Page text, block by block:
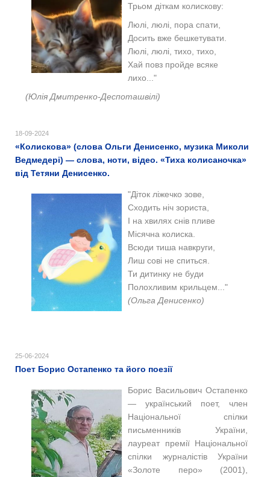
Трьом діткам колискову:
Люлі, люлі, пора спати,
Досить вже бешкетувати.
Люлі, люлі, тихо, тихо,
Хай повз пройде всяке
лихо..."
(Юлія Дмитренко-Деспоташвілі)
18-09-2024
«Колискова» (слова Ольги Денисенко, музика Миколи
Ведмедері) — слова, ноти, відео. «Тиха колисаночка»
від Тетяни Денисенко.
"Діток ліжечко зове,
Сходить ніч зориста,
І на хвилях снів пливе
Місячна колиска.
Всюди тиша навкруги,
Лиш сові не спиться.
Ти дитинку не буди
Полохливим крильцем..."
(Ольга Денисенко)
25-06-2024
Поет Борис Остапенко та його поезії
Борис Васильович Остапенко
— український поет, член
Національної спілки
письменників України,
лауреат премії Національної
спілки журналістів України
«Золоте перо» (2001),